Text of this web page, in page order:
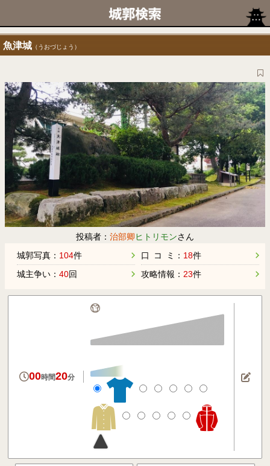
魚津城 （うおづじょう）
投稿者： 治部卿ヒトリモンさん
城郭写真： 104件
城主争い： 40回
口 コ ミ： 18件
攻略情報： 23件
00時間20分